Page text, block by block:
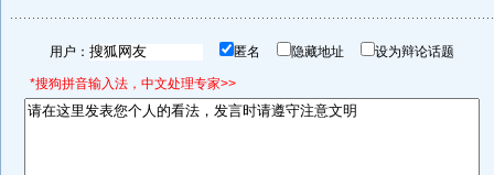
用户： 匿名 隐藏地址 设为辩论话题
*搜狗拼音输入法，中文处理专家>>